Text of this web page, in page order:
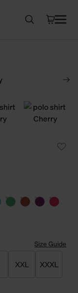
Size Guide
XXL XXXL